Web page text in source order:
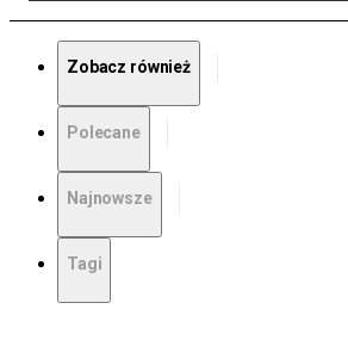
Zobacz również
Polecane
Najnowsze
Tagi